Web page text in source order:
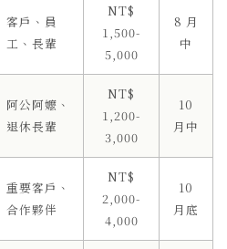
客戶、員
工、長輩
NT$
1,500-
5,000
8 月
中
阿公阿嬤、
退休長輩
NT$
1,200-
3,000
10
月中
重要客戶、
合作夥伴
NT$
2,000-
4,000
10
月底